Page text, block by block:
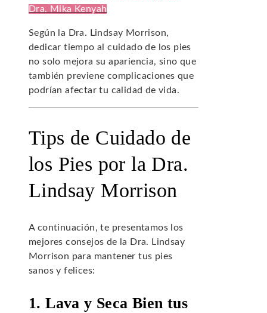
Dra. Mika Kenyah
Según la Dra. Lindsay Morrison,
dedicar tiempo al cuidado de los pies
no solo mejora su apariencia, sino que
también previene complicaciones que
podrían afectar tu calidad de vida.
Tips de Cuidado de
los Pies por la Dra.
Lindsay Morrison
A continuación, te presentamos los
mejores consejos de la Dra. Lindsay
Morrison para mantener tus pies
sanos y felices:
1. Lava y Seca Bien tus